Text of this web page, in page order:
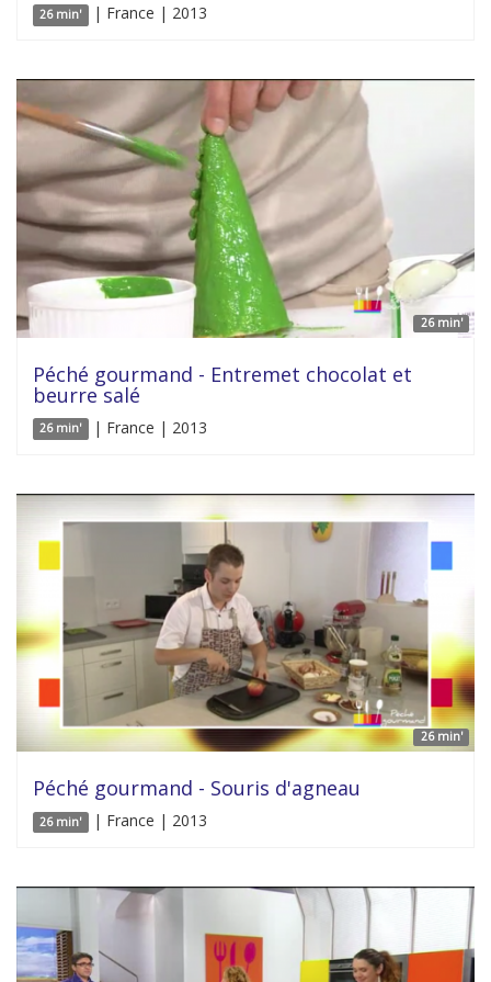
26 min' | France | 2013
26 min'
Péché gourmand - Entremet chocolat et
beurre salé
26 min' | France | 2013
26 min'
Péché gourmand - Souris d'agneau
26 min' | France | 2013